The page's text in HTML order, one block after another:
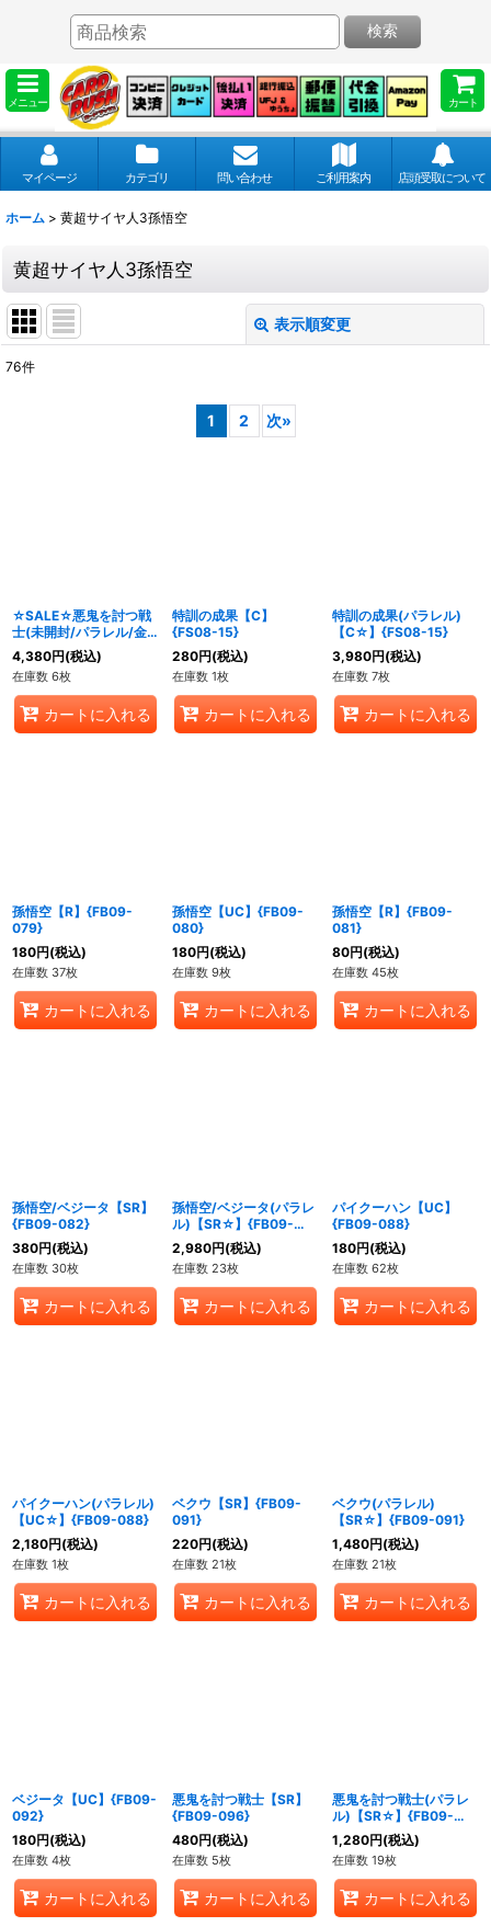
メニュー カート
検索
マイページ カテゴリ 問い合わせ ご利用案内 店頭受取について
ホーム > 黄超サイヤ人3孫悟空
黄超サイヤ人3孫悟空
表示順変更
76件
1 2 次»
☆SALE☆悪鬼を討つ戦
士(未開封/パラレル/金
文字/ジャネンバ)
【SR☆】{FB09-096}
4,380円(税込)
在庫数 6枚
カートに入れる
特訓の成果【C】
{FS08-15}
280円(税込)
在庫数 1枚
カートに入れる
特訓の成果(パラレル)
【C☆】{FS08-15}
3,980円(税込)
在庫数 7枚
カートに入れる
孫悟空【R】{FB09-
079}
180円(税込)
在庫数 37枚
カートに入れる
孫悟空【UC】{FB09-
080}
180円(税込)
在庫数 9枚
カートに入れる
孫悟空【R】{FB09-
081}
80円(税込)
在庫数 45枚
カートに入れる
孫悟空/ベジータ【SR】
{FB09-082}
380円(税込)
在庫数 30枚
カートに入れる
孫悟空/ベジータ(パラレ
ル)【SR☆】{FB09-
082}
2,980円(税込)
在庫数 23枚
カートに入れる
パイクーハン【UC】
{FB09-088}
180円(税込)
在庫数 62枚
カートに入れる
パイクーハン(パラレル)
【UC☆】{FB09-088}
2,180円(税込)
在庫数 1枚
カートに入れる
ベクウ【SR】{FB09-
091}
220円(税込)
在庫数 21枚
カートに入れる
ベクウ(パラレル)
【SR☆】{FB09-091}
1,480円(税込)
在庫数 21枚
カートに入れる
ベジータ【UC】{FB09-
092}
180円(税込)
在庫数 4枚
カートに入れる
悪鬼を討つ戦士【SR】
{FB09-096}
480円(税込)
在庫数 5枚
カートに入れる
悪鬼を討つ戦士(パラレ
ル)【SR☆】{FB09-
096}
1,280円(税込)
在庫数 19枚
カートに入れる